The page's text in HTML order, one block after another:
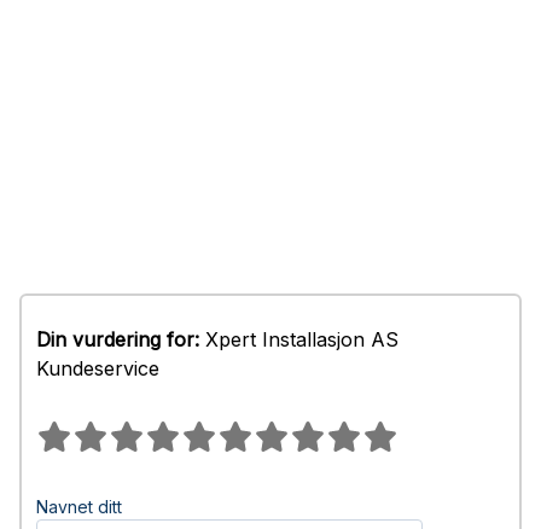
Din vurdering for: Xpert Installasjon AS
Kundeservice
Navnet ditt